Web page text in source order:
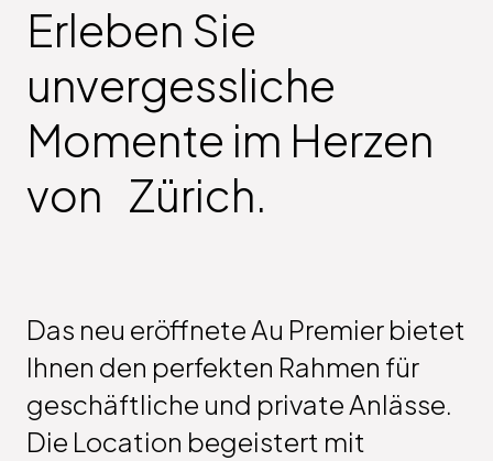
Erleben Sie
unvergessliche
Momente im Herzen
von Zürich.
Das neu eröffnete Au Premier bietet
Ihnen den perfekten Rahmen für
geschäftliche und private Anlässe.
Die Location begeistert mit